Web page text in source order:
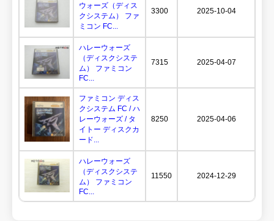
ウォーズ（ディス
クシステム） ファ
ミコン FC...
3300 2025-10-04
ハレーウォーズ
（ディスクシステ
ム） ファミコン
FC...
7315 2025-04-07
ファミコン ディス
クシステム FC / ハ
レーウォーズ / タ
イトー ディスクカ
ード...
8250 2025-04-06
ハレーウォーズ
（ディスクシステ
ム） ファミコン
FC...
11550 2024-12-29